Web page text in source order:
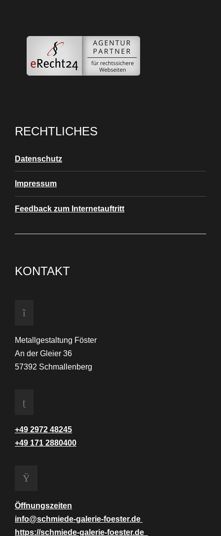
RECHTLICHES
Datenschutz
Impressum
Feedback zum Internetauftritt
KONTAKT
Metallgestaltung Föster
An der Gleier 36
57392 Schmallenberg
+49 2972 48245
+49 171 2880400
Öffnungszeiten
info@schmiede-galerie-foester.de
https://schmiede-galerie-foester.de